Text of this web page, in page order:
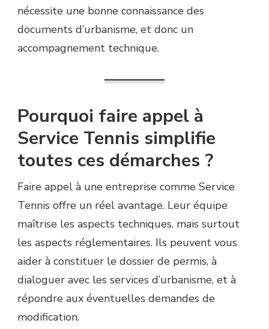
nécessite une bonne connaissance des
documents d’urbanisme, et donc un
accompagnement technique.
Pourquoi faire appel à
Service Tennis simplifie
toutes ces démarches ?
Faire appel à une entreprise comme Service
Tennis offre un réel avantage. Leur équipe
maîtrise les aspects techniques, mais surtout
les aspects réglementaires. Ils peuvent vous
aider à constituer le dossier de permis, à
dialoguer avec les services d’urbanisme, et à
répondre aux éventuelles demandes de
modification.